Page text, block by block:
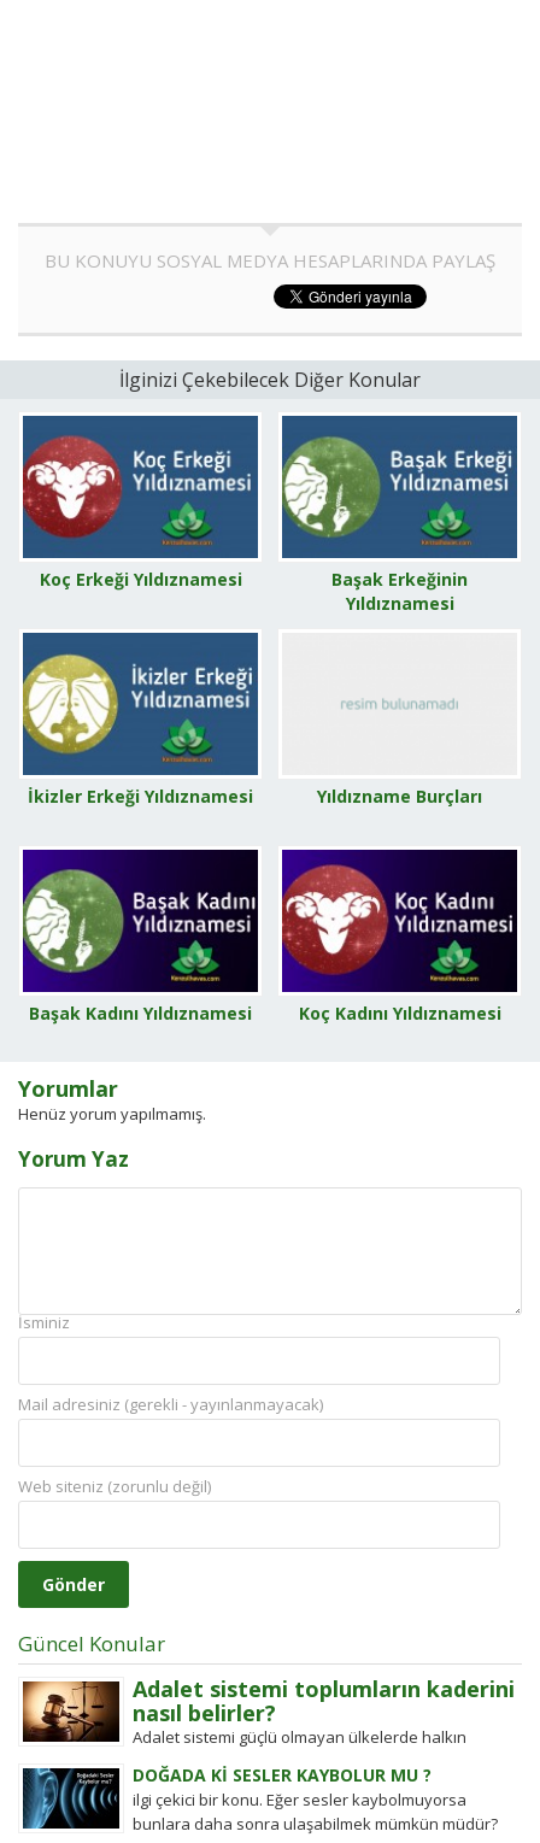
BU KONUYU SOSYAL MEDYA HESAPLARINDA PAYLAŞ
İlginizi Çekebilecek Diğer Konular
Koç Erkeği Yıldıznamesi
Başak Erkeğinin
Yıldıznamesi
İkizler Erkeği Yıldıznamesi Yıldızname Burçları
Başak Kadını Yıldıznamesi Koç Kadını Yıldıznamesi
Yorumlar
Henüz yorum yapılmamış.
Yorum Yaz
İsminiz
Mail adresiniz (gerekli - yayınlanmayacak)
Web siteniz (zorunlu değil)
Güncel Konular
Adalet sistemi toplumların kaderini
nasıl belirler?
Adalet sistemi güçlü olmayan ülkelerde halkın
değişim gücü tarihten bugüne toplumsal hareketleri
şekillendirdi. Detayları keşfedin!
DOĞADA Kİ SESLER KAYBOLUR MU ?
ilgi çekici bir konu. Eğer sesler kaybolmuyorsa
bunlara daha sonra ulaşabilmek mümkün müdür?